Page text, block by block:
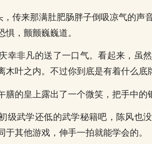
，传来那满肚肥肠胖子倒吸凉气的声
，颤颤巍巍道。
幸非凡的送了一口气。看起来，虽
木叶之内。不过你到底是有着什么底
膳的皇上露出了一个微笑，把手中的
级武学还低的武学秘籍吧，陈风也
其他游戏，伸手一拍就能学会的。